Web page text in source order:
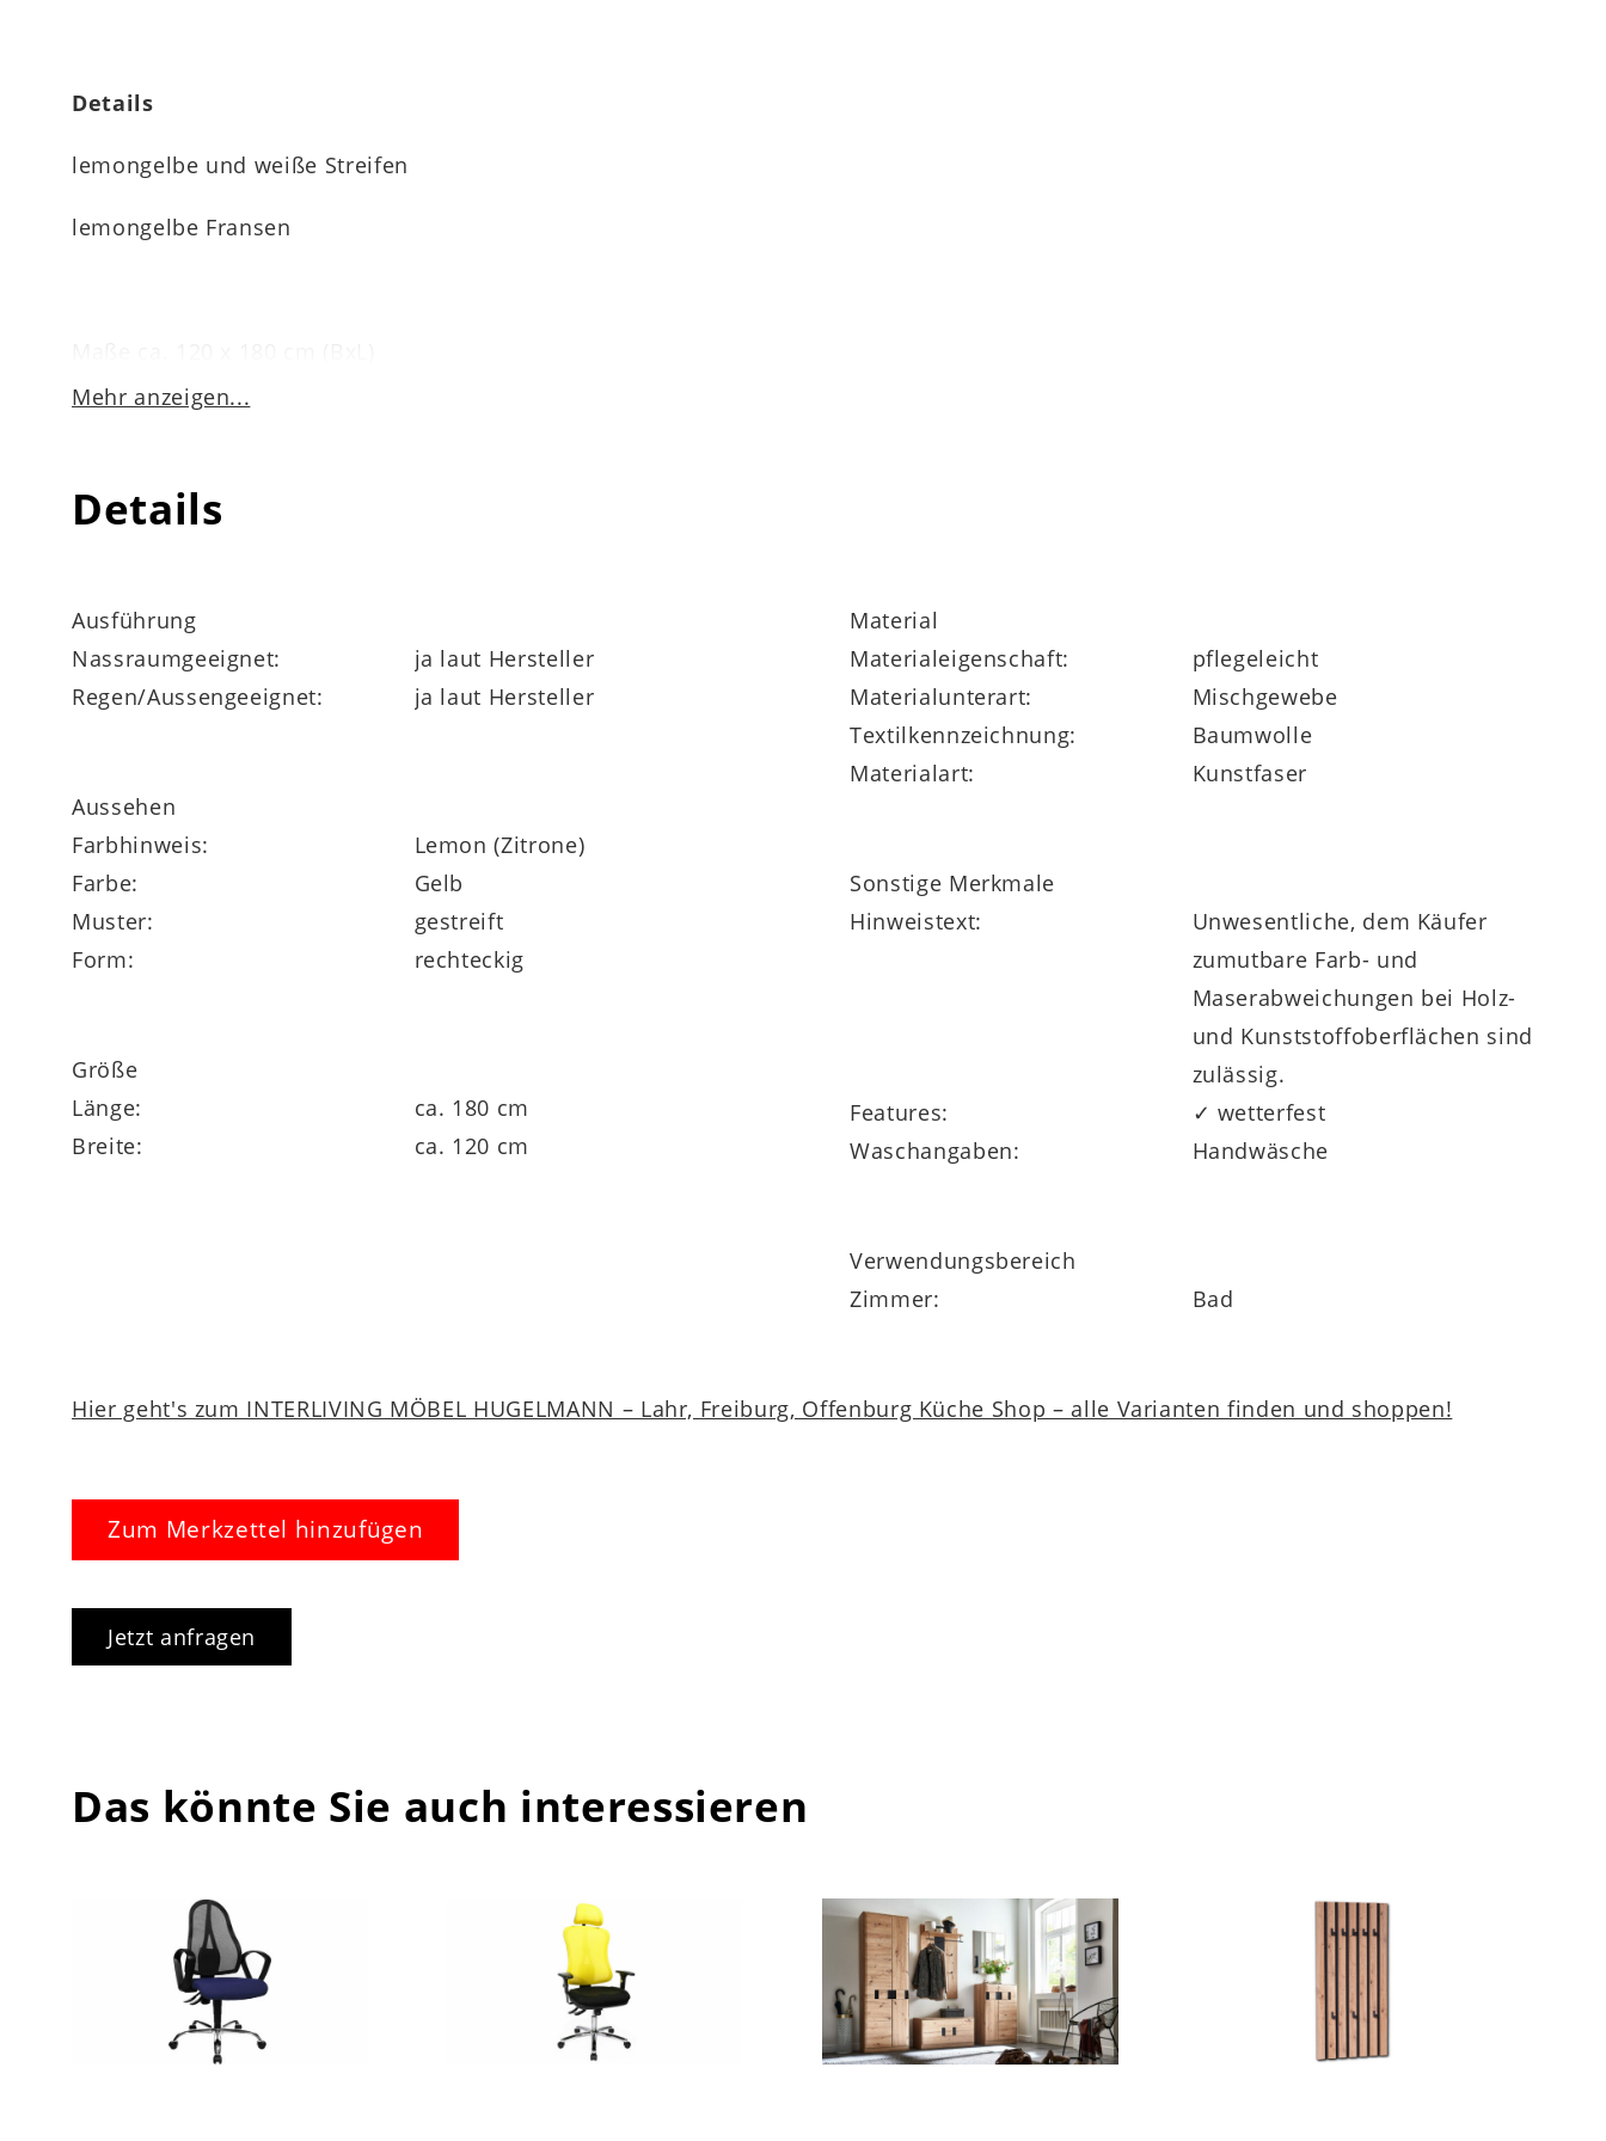
Details
lemongelbe und weiße Streifen
lemongelbe Fransen
Mischgewebe, 94 % Polyacryl, 3 % Baumwolle, 3% Polyester
wetterfest
langlebig
Mehr anzeigen...
Details
Ausführung
Nassraumgeeignet:
ja laut Hersteller
Regen/Aussengeeignet:
ja laut Hersteller
Aussehen
Farbhinweis:
Lemon (Zitrone)
Farbe:
Gelb
Muster:
gestreift
Form:
rechteckig
Größe
Länge:
ca. 180 cm
Breite:
ca. 120 cm
Material
Materialeigenschaft:
pflegeleicht
Materialunterart:
Mischgewebe
Textilkennzeichnung:
Baumwolle
Materialart:
Kunstfaser
Sonstige Merkmale
Hinweistext:
Unwesentliche, dem Käufer
zumutbare Farb- und
Maserabweichungen bei Holz-
und Kunststoffoberflächen sind
zulässig.
Features:
✓ wetterfest
Waschangaben:
Handwäsche
Verwendungsbereich
Zimmer:
Bad
Hier geht's zum INTERLIVING MÖBEL HUGELMANN – Lahr, Freiburg, Offenburg Küche Shop – alle Varianten finden und shoppen!
Zum Merkzettel hinzufügen
Jetzt anfragen
Das könnte Sie auch interessieren